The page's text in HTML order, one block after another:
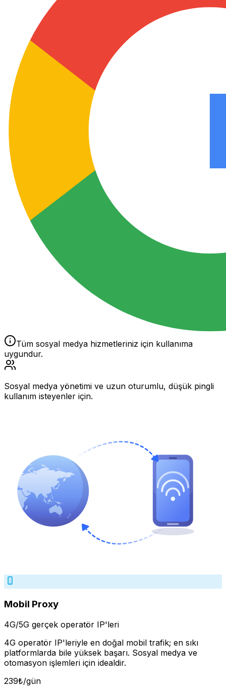
Tüm sosyal medya hizmetleriniz için kullanıma
uygundur.
Sosyal medya yönetimi ve uzun oturumlu, düşük pingli
kullanım isteyenler için.
Mobil Proxy
4G/5G gerçek operatör IP'leri
4G operatör IP'leriyle en doğal mobil trafik; en sıkı
platformlarda bile yüksek başarı. Sosyal medya ve
otomasyon işlemleri için idealdir.
239₺/gün